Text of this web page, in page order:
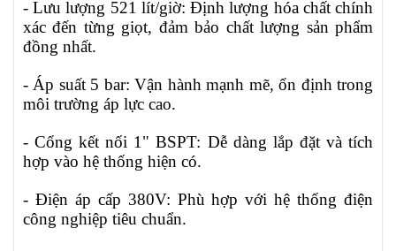
- Lưu lượng 521 lít/giờ: Định lượng hóa chất chính
xác đến từng giọt, đảm bảo chất lượng sản phẩm
đồng nhất.
- Áp suất 5 bar: Vận hành mạnh mẽ, ổn định trong
môi trường áp lực cao.
- Cổng kết nối 1" BSPT: Dễ dàng lắp đặt và tích
hợp vào hệ thống hiện có.
- Điện áp cấp 380V: Phù hợp với hệ thống điện
công nghiệp tiêu chuẩn.